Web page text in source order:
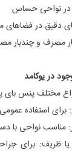
نواحی حساس
دقیق در فضاهای
مصرف و چندبار
در یوکامد
مختلف پنس بای
برای استفاده عمومی
مناسب نواحی
ظریف: برای